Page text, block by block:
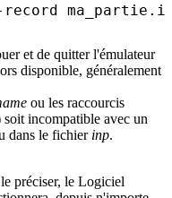
-record
et de quitter l'émulateur
disponible, généralement
ou les raccourcis
soit incompatible avec un
dans le fichier inp.
préciser, le Logiciel